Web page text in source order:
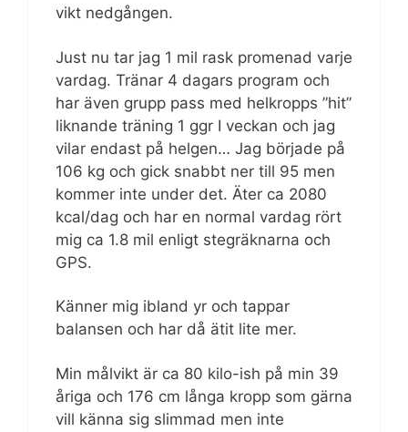
vikt nedgången.
Just nu tar jag 1 mil rask promenad varje
vardag. Tränar 4 dagars program och
har även grupp pass med helkropps ”hit”
liknande träning 1 ggr I veckan och jag
vilar endast på helgen… Jag började på
106 kg och gick snabbt ner till 95 men
kommer inte under det. Äter ca 2080
kcal/dag och har en normal vardag rört
mig ca 1.8 mil enligt stegräknarna och
GPS.
Känner mig ibland yr och tappar
balansen och har då ätit lite mer.
Min målvikt är ca 80 kilo-ish på min 39
åriga och 176 cm långa kropp som gärna
vill känna sig slimmad men inte